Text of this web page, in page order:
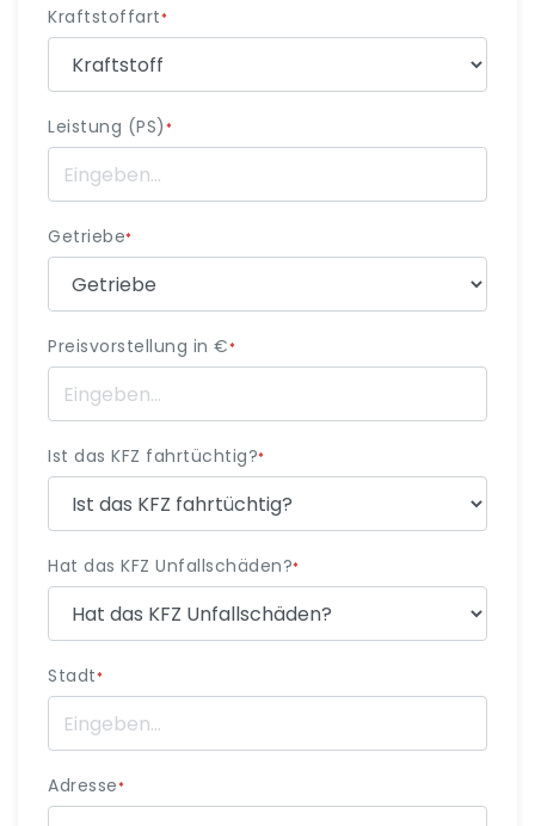
Kraftstoffart*
Leistung (PS) *
Getriebe*
Preisvorstellung in €*
Ist das KFZ fahrtüchtig?*
Hat das KFZ Unfallschäden?*
Stadt*
Adresse*